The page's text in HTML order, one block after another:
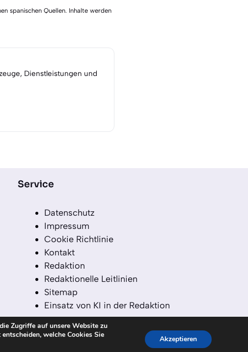
spanischen Quellen. Inhalte werden
Dienstleistungen und
Service
Datenschutz
Impressum
Cookie Richtlinie
Kontakt
Redaktion
Redaktionelle Leitlinien
Sitemap
Einsatz von KI in der Redaktion
Zugriffe auf unsere Website zu
welche Cookies Sie
Akzeptieren